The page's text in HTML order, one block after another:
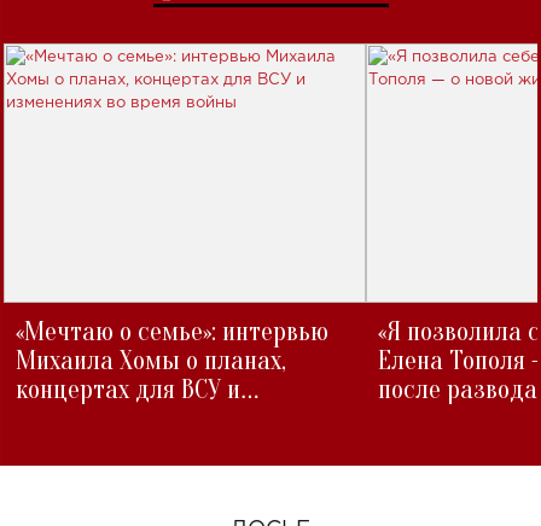
«Мечтаю о семье»: интервью
Михаила Хомы о планах,
концертах для ВСУ и
«Я позволила
Елена Тополя
после развода